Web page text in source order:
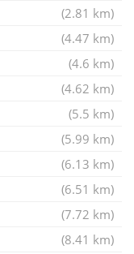
(2.81 km)
(4.47 km)
(4.6 km)
(4.62 km)
(5.5 km)
(5.99 km)
(6.13 km)
(6.51 km)
(7.72 km)
(8.41 km)